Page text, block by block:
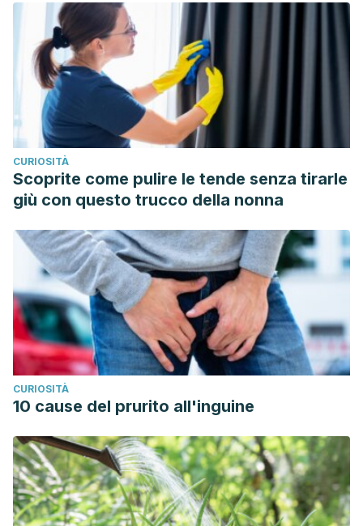
CURIOSITÀ
Scoprite come pulire le tende senza tirarle
giù con questo trucco della nonna
CURIOSITÀ
10 cause del prurito all'inguine